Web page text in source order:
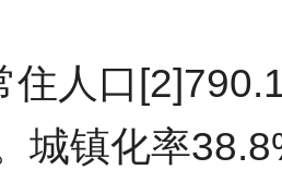
住人口
城镇化率